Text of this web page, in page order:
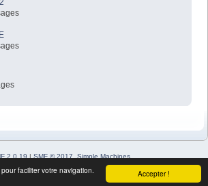
Accepter !
faciliter votre navigation.
2.0.19 | SMF © 2017
Simple Machines
Simple Audio Video Embedder
2.3.7 © 2008-2026, SimplePortal